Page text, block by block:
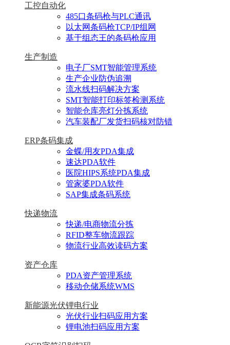
工控自动化
485口条码枪与PLC通讯
以太网条码枪TCP/IP组网
基于组态王的条码枪应用
生产制造
电子厂SMT智能管理系统
生产企业防伪追溯
流水线扫码解决方案
SMT智能打印标签检测系统
智能仓库亮灯分拣系统
汽车装配厂发货扫码核对防错
ERP条码集成
金蝶/用友PDA集成
速达PDA软件
医院HIPS系统PDA集成
管家婆PDA软件
SAP集成条码系统
快递物流
快递/电商物流分拣
RFID整车物流跟踪
物流行业高效读码方案
资产仓库
PDA资产管理系统
移动仓储系统WMS
新能源光伏锂电行业
光伏行业扫码应用方案
锂电池扫码应用方案